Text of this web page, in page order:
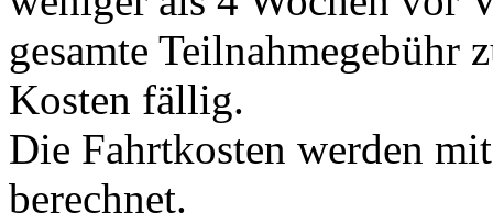
gesamte Teilnahmegebühr
Kosten fällig.
Die Fahrtkosten werden
berechnet.